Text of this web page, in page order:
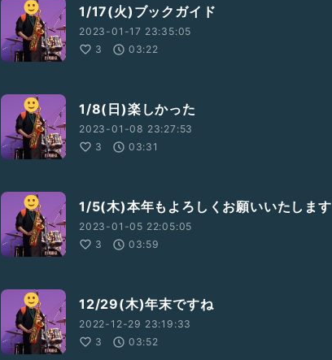
1/17(火)ブックガイド
2023-01-17 23:35:05
3
03:22
1/8(日)楽しかった
2023-01-08 23:27:53
3
03:31
1/5(木)本年もよろしくお願いいたします
2023-01-05 22:05:05
3
03:59
12/29(木)年末ですね
2022-12-29 23:19:33
3
03:52